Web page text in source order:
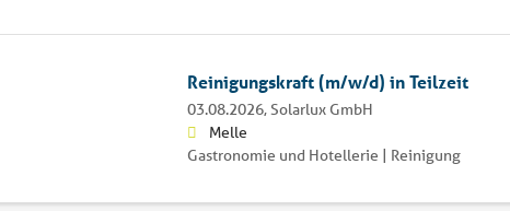
Reinigungskraft (m/w/d) in Teilzeit
03.08.2026, Solarlux GmbH
Melle
Gastronomie und Hotellerie | Reinigung